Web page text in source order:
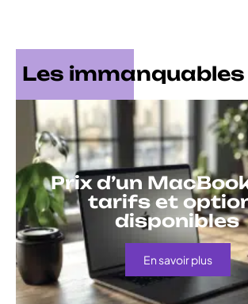
Les immanquables
Prix d’un
tarifs et
disponibles
En savoir plus